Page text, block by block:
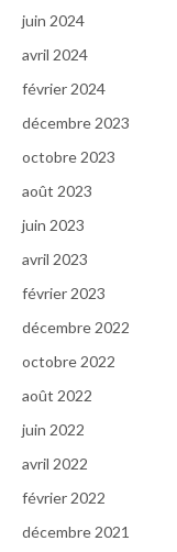
juin 2024
avril 2024
février 2024
décembre 2023
octobre 2023
août 2023
juin 2023
avril 2023
février 2023
décembre 2022
octobre 2022
août 2022
juin 2022
avril 2022
février 2022
décembre 2021